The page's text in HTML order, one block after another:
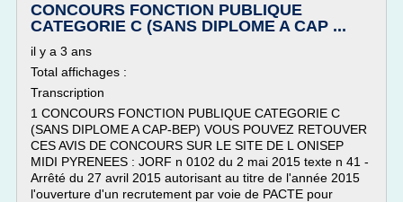
CONCOURS FONCTION PUBLIQUE
CATEGORIE C (SANS DIPLOME A CAP ...
il y a 3 ans
Total affichages :
Transcription
1 CONCOURS FONCTION PUBLIQUE CATEGORIE C
(SANS DIPLOME A CAP-BEP) VOUS POUVEZ RETOUVER
CES AVIS DE CONCOURS SUR LE SITE DE L ONISEP
MIDI PYRENEES : JORF n 0102 du 2 mai 2015 texte n 41 -
Arrêté du 27 avril 2015 autorisant au titre de l'année 2015
l'ouverture d'un recrutement par voie de PACTE pour